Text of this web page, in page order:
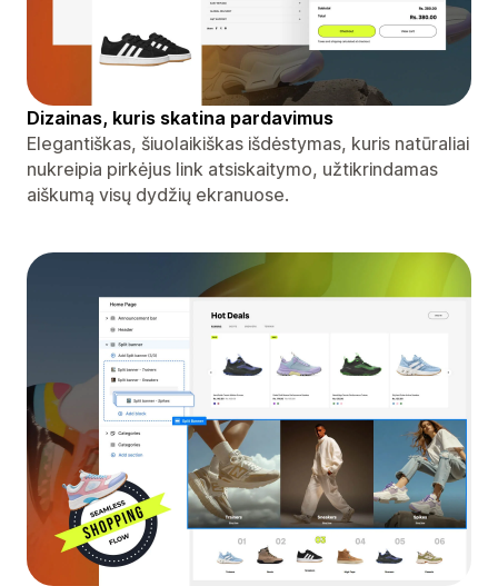
Dizainas, kuris skatina pardavimus
Elegantiškas, šiuolaikiškas išdėstymas, kuris natūraliai
nukreipia pirkėjus link atsiskaitymo, užtikrindamas
aiškumą visų dydžių ekranuose.